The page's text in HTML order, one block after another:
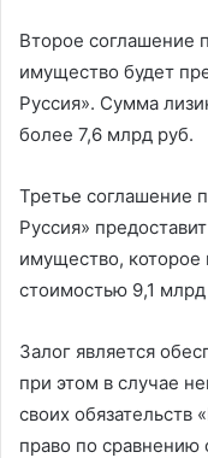
Второе соглашение
имущество будет
Руссия». Сумма
более 7,6 млрд руб.
Третье соглашение
Руссия»
имущество,
стоимостью 9,1 млрд
Залог является
при этом в случае
своих обязательств
право по сравнению